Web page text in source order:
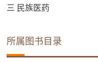
三 民族医药
所属图书目录